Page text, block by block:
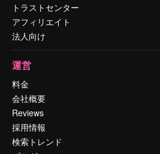
トラストセンター
アフィリエイト
法人向け
運営
料金
会社概要
Reviews
採用情報
検索トレンド